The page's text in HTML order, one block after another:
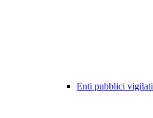
Enti pubblici vigilati